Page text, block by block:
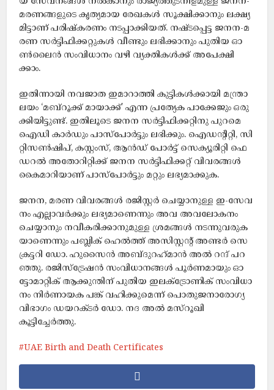
മ​ര​ണ​ങ്ങ​ളു​ടെ കൃ​ത്യ​മാ​യ രേ​ഖ​ക​ൾ സൂ​ക്ഷി​ക്കാ​നും ല​ക്ഷ്യ​
മി​ട്ടാ​ണ്​ പ​രി​ഷ്ക​ര​ണം ന​ട​പ്പാ​ക്കി​യ​ത്. ന​ഷ്‌​ട​പ്പെ​ട്ട ജ​ന​ന-​മ​
ര​ണ സ​ർ​ട്ടി​ഫി​ക്ക​റ്റു​ക​ൾ വീ​ണ്ടും ല​ഭി​ക്കാ​നും പു​തി​യ ഓ​
ൺ​ലൈ​ൻ സം​വി​ധാ​നം വ​ഴി വ്യ​ക്തി​ക​ൾ​ക്ക്​ അ​പേ​ക്ഷി​
ക്കാം.
ഇതിന്നായി ന​വ​ജാ​ത ഇ​മാ​റാ​ത്തി കു​ട്ടി​ക​ൾ​ക്കാ​യി മ​ന്ത്രാ​
ല​യം ‘മ​ബ്​​റൂ​ക്ക് മായാ​ക്ക്’ എ​ന്ന പ്ര​ത്യേ​ക പാ​ക്കേ​ജും ഒ​രു​
ക്കി​യി​ട്ടു​ണ്ട്. ഇ​തി​ലൂ​ടെ ജ​ന​ന സ​ർ​ട്ടി​ഫി​ക്ക​റ്റി​നു പു​റ​മെ
ഐ​ഡി കാ​ർ​ഡും പാ​സ്‌​പോ​ർ​ട്ടും ല​ഭി​ക്കും. ഐ​ഡ​ന്‍റി​റ്റി, സി​
റ്റി​സ​ൺ​ഷി​പ്, ക​സ്റ്റം​സ്, ആ​ൻ​ഡ്​ പോ​ർ​ട്ട് സെ​ക്യൂ​രി​റ്റി ഫെ​
ഡ​റ​ൽ അ​തോ​റി​റ്റി​ക്ക് ജ​ന​ന സ​ർ​ട്ടി​ഫി​ക്ക​റ്റ്​ വി​വ​ര​ങ്ങ​ൾ
കൈ​മാ​റി​യാ​ണ്​ പാ​സ്​​പോ​ർ​ട്ടും മ​റ്റും ല​ഭ്യ​മാ​ക്കു​ക.
ജ​ന​ന, മ​ര​ണ വി​വ​ര​ങ്ങ​ൾ ര​ജി​സ്റ്റ​ർ ചെ​യ്യാ​നു​ള്ള ഇ-​സേ​വ​
നം എ​ല്ലാ​വ​ർ​ക്കും ല​ഭ്യ​മാ​ണെ​ന്നും അ​വ അ​വ​ലോ​ക​നം
ചെ​യ്യാ​നും ന​വീ​ക​രി​ക്കാ​നു​മു​ള്ള ശ്ര​മ​ങ്ങ​ൾ ന​ട​ന്നു​വ​രു​ക​
യാ​ണെ​ന്നും പ​ബ്ലി​ക് ഹെ​ൽ​ത്ത് അ​സി​സ്റ്റ​ന്‍റ്​ അ​ണ്ട​ർ സെ​
ക്ര​ട്ട​റി ഡോ. ​ഹു​സൈ​ൻ അ​ബ്ദു​റ​ഹ്​​മാ​ൻ അ​ൽ റ​ന്ദ്​ പ​റ​
ഞ്ഞു. ര​ജി​സ്​​ട്രേ​ഷ​ൻ സം​വി​ധാ​ന​ങ്ങ​ൾ പൂ​ർ​ണ​മാ​യും ഓ​
ട്ടോ​മാ​റ്റി​ക്​ ആ​ക്കു​ന്തി​ന്​ പു​തി​യ ഇ​ല​ക്ട്രോ​ണി​ക് സം​വി​ധാ​
നം നി​ർ​ണാ​യ​ക പ​ങ്ക് വ​ഹി​ക്കു​മെ​ന്ന്​ പൊ​തു​ജ​നാ​രോ​ഗ്യ
വി​ഭാ​ഗം ഡ​യ​റ​ക്ട​ർ ഡോ. ​ന​ദ അ​ൽ മ​സ്​​റൂ​ഖി
കൂട്ടിച്ചേർത്തു.
UAE Birth and Death Certificates